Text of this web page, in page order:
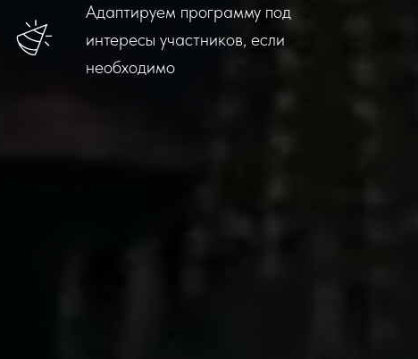
Адаптируем программу под
интересы участников, если
необходимо